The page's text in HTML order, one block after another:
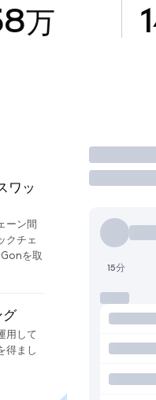
万
ワッ
ーン間
クチェ
を取
グ
用して
得まし
取引
15分